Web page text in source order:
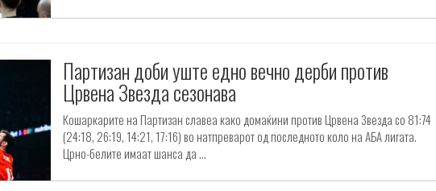
Партизан доби уште едно вечно дерби против
Црвена Звезда сезонава
Кошаркарите на Партизан славеа како домаќини против Црвена Звезда со 81:74
(24:18, 26:19, 14:21, 17:16) во натпреварот од последното коло на АБА лигата.
Црно-белите имаат шанса да ...